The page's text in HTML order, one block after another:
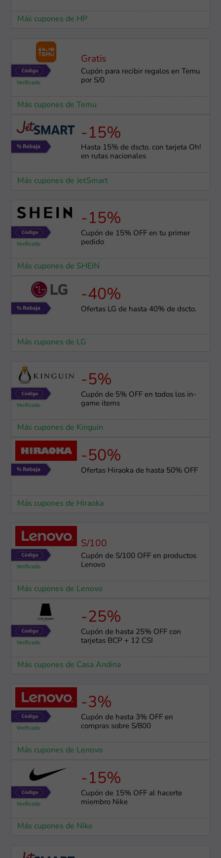
Más cupones de HP
Gratis
Cupón para recibir regalos en Temu
por S/0
Más cupones de Temu
-15%
Hasta 15% de dscto. con tarjeta Oh!
en rutas nacionales
Más cupones de JetSmart
-15%
Cupón de 15% OFF en tu primer
pedido
Más cupones de SHEIN
-40%
Ofertas LG de hasta 40% de dscto.
Más cupones de LG
-5%
Cupón de 5% OFF en todos los in-
game items
Más cupones de Kinguin
-50%
Ofertas Hiraoka de hasta 50% OFF
Más cupones de Hiraoka
S/100
Cupón de S/100 OFF en productos
Lenovo
Más cupones de Lenovo
-25%
Cupón de hasta 25% OFF con
tarjetas BCP + 12 CSI
Más cupones de Casa Andina
-3%
Cupón de hasta 3% OFF en
compras sobre S/800
Más cupones de Lenovo
-15%
Cupón de 15% OFF al hacerte
miembro Nike
Más cupones de Nike